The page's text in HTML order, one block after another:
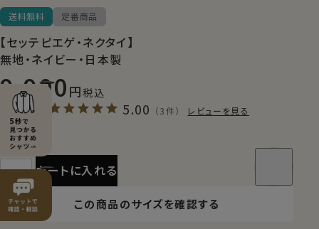
送料無料 定番商品
【セッテピエゲ・ネクタイ】
無地・ネイビー・日本製
9,900 税込
5.00 （3件） レビューを見る
カートに入れる
この商品のサイズを確認する